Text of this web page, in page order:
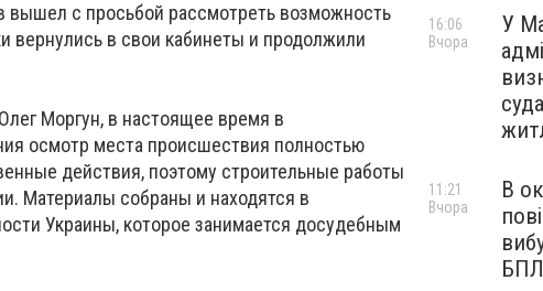
вышел с просьбой рассмотреть возможность
вернулись в свои кабинеты и продолжили
Моргун, в настоящее время в
осмотр места происшествия полностью
действия, поэтому строительные работы
Материалы собраны и находятся в
Украины, которое занимается досудебным
У
16:06
Вчора
В
11:21
Вчора